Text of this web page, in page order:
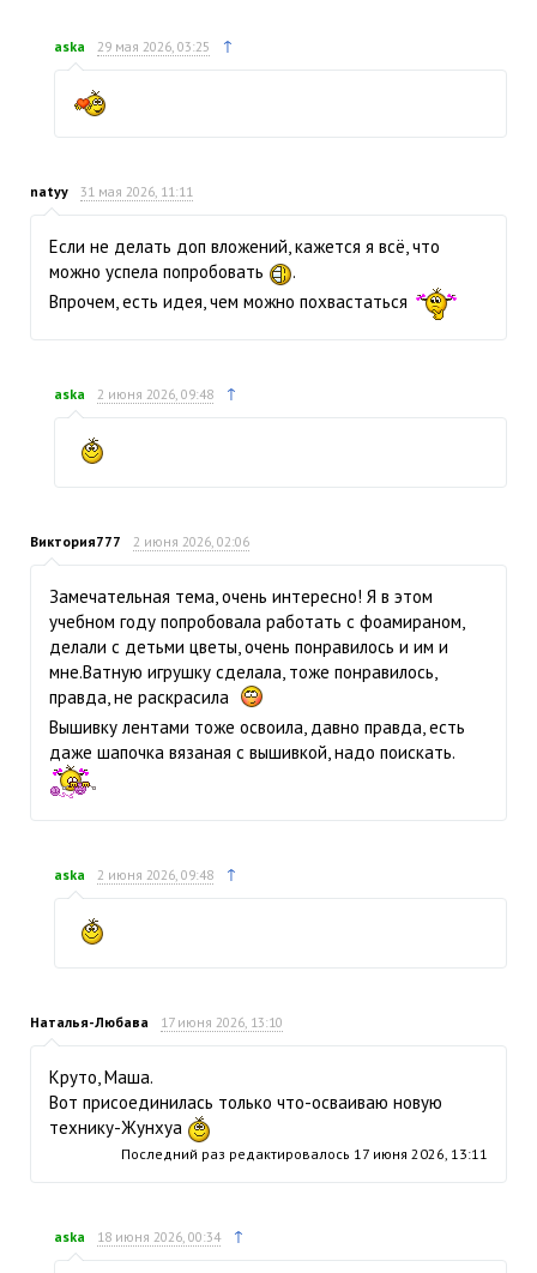
aska 29 мая 2026, 03:25 ↑
natyy 31 мая 2026, 11:11
Если не делать доп вложений, кажется я всё, что
можно успела попробовать
.
Впрочем, есть идея, чем можно похвастаться
aska 2 июня 2026, 09:48 ↑
Виктория777 2 июня 2026, 02:06
Замечательная тема, очень интересно! Я в этом
учебном году попробовала работать с фоамираном,
делали с детьми цветы, очень понравилось и им и
мне.Ватную игрушку сделала, тоже понравилось,
правда, не раскрасила
Вышивку лентами тоже освоила, давно правда, есть
даже шапочка вязаная с вышивкой, надо поискать.
aska 2 июня 2026, 09:48 ↑
Наталья-Любава 17 июня 2026, 13:10
Круто, Маша.
Вот присоединилась только что-осваиваю новую
технику-Жунхуа
Последний раз редактировалось 17 июня 2026, 13:11
aska 18 июня 2026, 00:34 ↑